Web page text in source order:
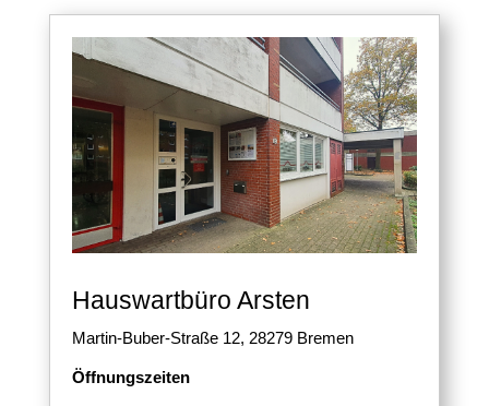
Hauswartbüro Arsten
Martin-Buber-Straße 12, 28279 Bremen
Öffnungszeiten